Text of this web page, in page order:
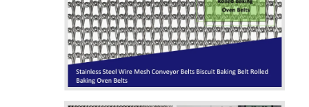
حزام شبكي للطاقة الشمسية الكهروضوئية
حزام شبكة سلسلة